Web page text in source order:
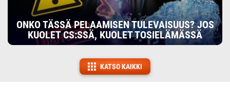
ONKO TÄSSÄ PELAAMISEN TULEVAISUUS? JOS
KUOLET CS:SSÄ, KUOLET TOSIELÄMÄSSÄ
KATSO KAIKKI